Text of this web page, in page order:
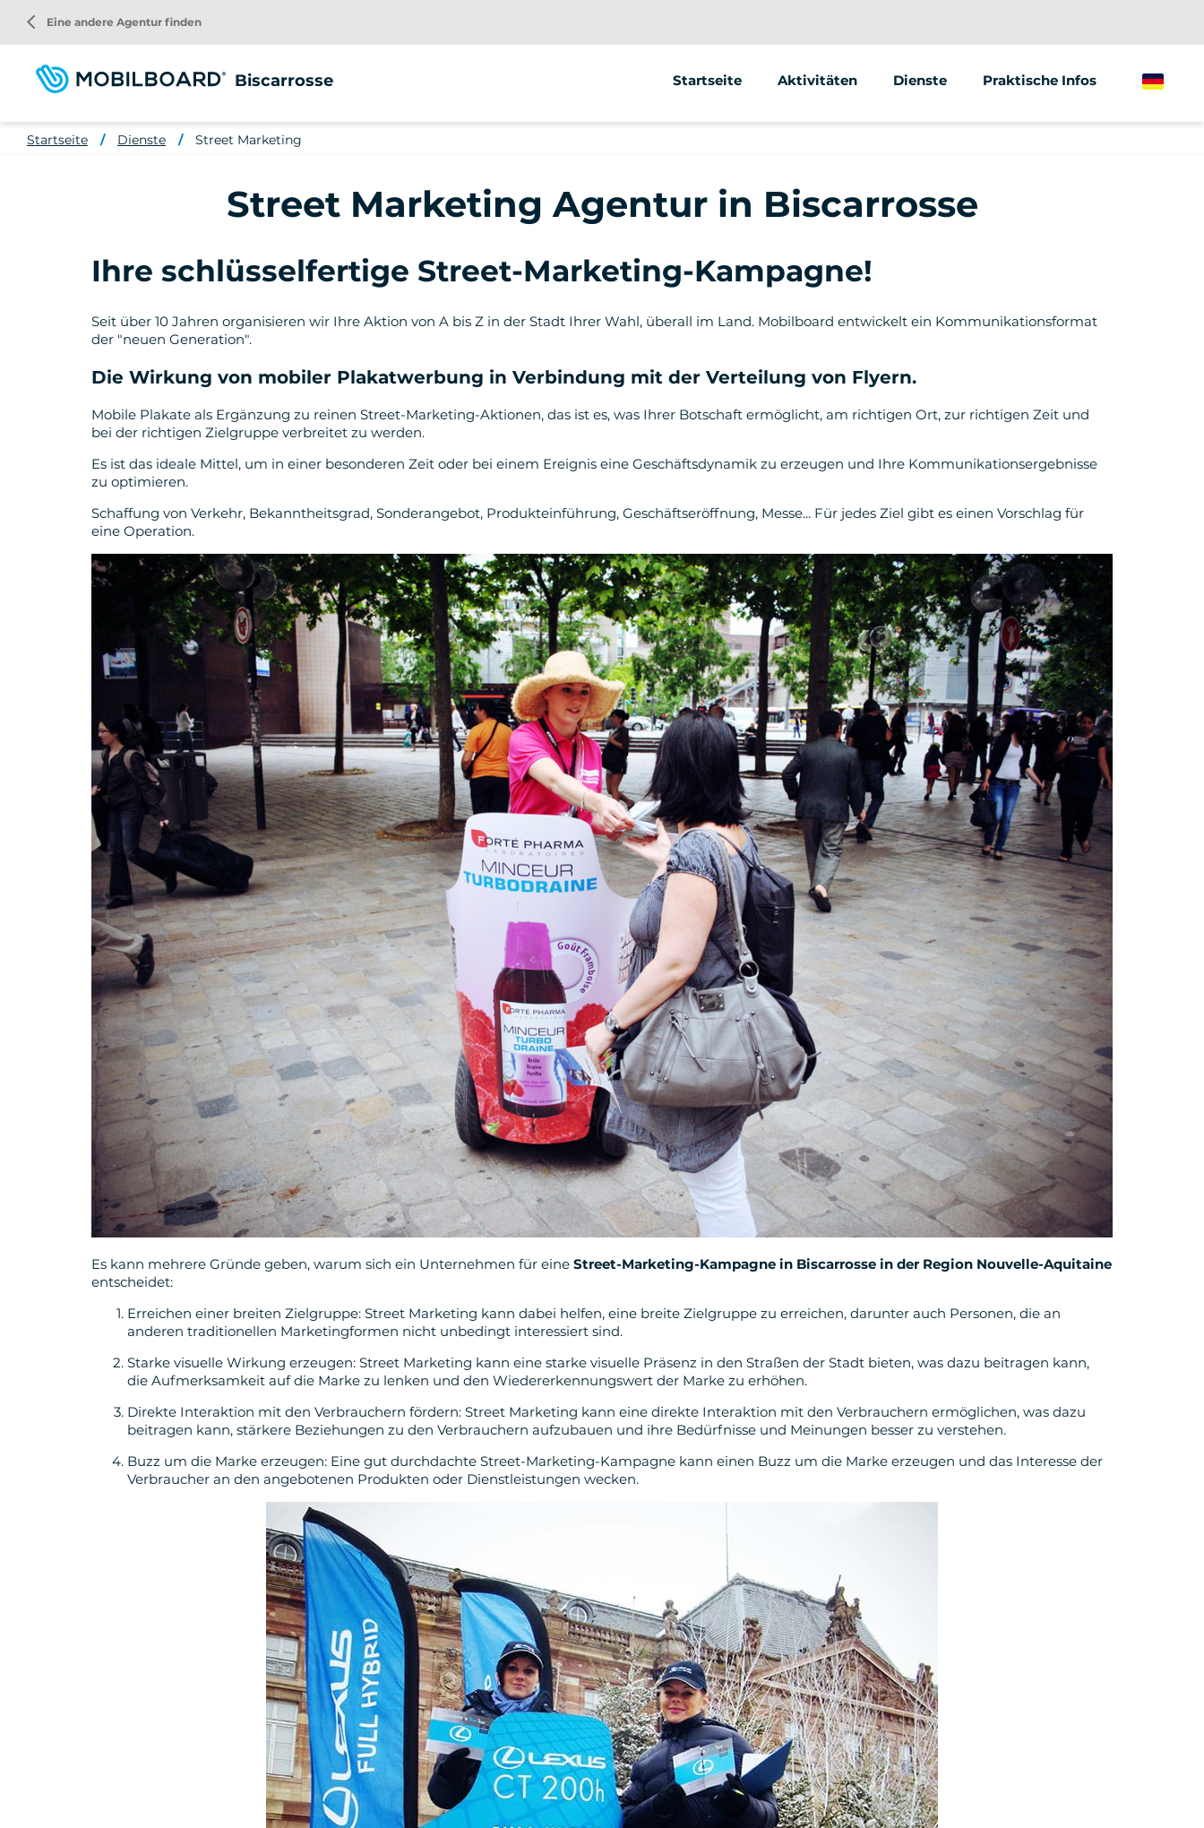
zum
Inhalt
Biscarrosse Startseite Aktivitäten
Segway
Elektrisches Fahrrad
Dienste
Animationen &amp; Seminare
Praktische Infos
arrow_back_ios Eine andere Agentur finden
German
Startseite Dienste Street Marketing
Street Marketing Agentur in Biscarrosse
Ihre schlüsselfertige Street-Marketing-Kampagne!
Seit über 10 Jahren organisieren wir Ihre Aktion von A bis Z in der Stadt Ihrer Wahl, überall im Land. Mobilboard entwickelt ein Kommunikationsformat
der "neuen Generation".
Die Wirkung von mobiler Plakatwerbung in Verbindung mit der Verteilung von Flyern.
Mobile Plakate als Ergänzung zu reinen Street-Marketing-Aktionen, das ist es, was Ihrer Botschaft ermöglicht, am richtigen Ort, zur richtigen Zeit und
bei der richtigen Zielgruppe verbreitet zu werden.
Es ist das ideale Mittel, um in einer besonderen Zeit oder bei einem Ereignis eine Geschäftsdynamik zu erzeugen und Ihre Kommunikationsergebnisse
zu optimieren.
Schaffung von Verkehr, Bekanntheitsgrad, Sonderangebot, Produkteinführung, Geschäftseröffnung, Messe... Für jedes Ziel gibt es einen Vorschlag für
eine Operation.
Es kann mehrere Gründe geben, warum sich ein Unternehmen für eine Street-Marketing-Kampagne in Biscarrosse in der Region Nouvelle-Aquitaine
entscheidet:
Erreichen einer breiten Zielgruppe: Street Marketing kann dabei helfen, eine breite Zielgruppe zu erreichen, darunter auch Personen, die an
anderen traditionellen Marketingformen nicht unbedingt interessiert sind.
Starke visuelle Wirkung erzeugen: Street Marketing kann eine starke visuelle Präsenz in den Straßen der Stadt bieten, was dazu beitragen kann,
die Aufmerksamkeit auf die Marke zu lenken und den Wiedererkennungswert der Marke zu erhöhen.
Direkte Interaktion mit den Verbrauchern fördern: Street Marketing kann eine direkte Interaktion mit den Verbrauchern ermöglichen, was dazu
beitragen kann, stärkere Beziehungen zu den Verbrauchern aufzubauen und ihre Bedürfnisse und Meinungen besser zu verstehen.
Buzz um die Marke erzeugen: Eine gut durchdachte Street-Marketing-Kampagne kann einen Buzz um die Marke erzeugen und das Interesse der
Verbraucher an den angebotenen Produkten oder Dienstleistungen wecken.